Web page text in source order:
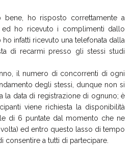
bene, ho risposto correttamente a
ho ricevuto i complimenti dallo
infatti ricevuto una telefonata dalla
di recarmi presso gli stessi studi
il numero di concorrenti di ogni
degli stessi, dunque non si
la data di registrazione di ognuno; è
viene richiesta la disponibilità
di 6 puntate dal momento che ne
ed entro questo lasso di tempo
consentire a tutti di partecipare.